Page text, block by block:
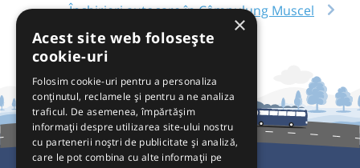
Închirieri autocare în Câmpulung Muscel
×
Acest site web folosește
cookie-uri
Folosim cookie-uri pentru a personaliza
conținutul, reclamele și pentru a ne analiza
traficul. De asemenea, împărtășim
informații despre utilizarea site-ului nostru
cu partenerii noștri de publicitate și analiză,
care le pot combina cu alte informații pe